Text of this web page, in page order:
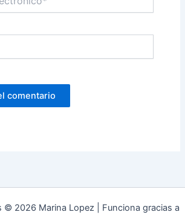
© 2026 Marina Lopez | Funciona gracias a